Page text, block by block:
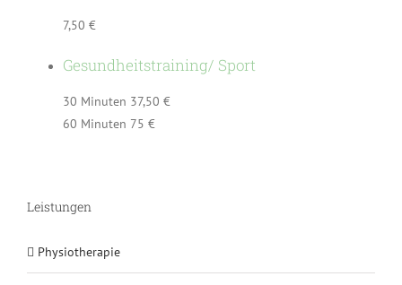
7,50 €
Gesundheitstraining/ Sport
30 Minuten 37,50 €
60 Minuten 75 €
Leistungen
Physiotherapie